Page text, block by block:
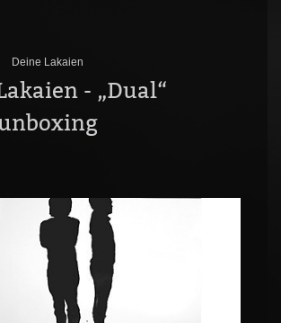
Deine Lakaien
- „Dual“